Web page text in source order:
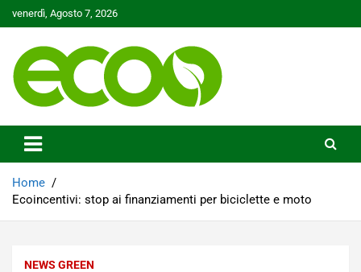
to
venerdì, Agosto 7, 2026
Ecoo.it
Home
Ecoincentivi: stop ai finanziamenti per biciclette e moto
NEWS GREEN